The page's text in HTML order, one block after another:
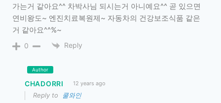
가는거 같아요^^ 차박사님 되시는거 아니예요^^ 곧 있으면
연비왕도~ 엔진치료복원제~ 자동차의 건강보조식품 같은
거 같아요^^%~
0 Reply
Author
CHADORRI 12 years ago
Reply to 쿨와인